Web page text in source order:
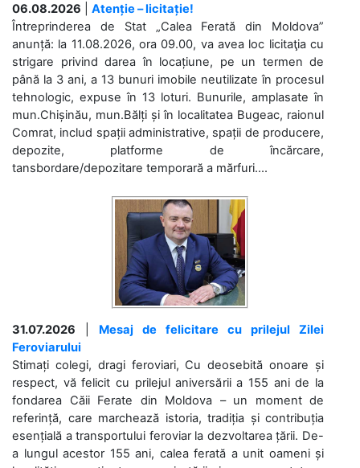
06.08.2026
Atenție – licitație!
Întreprinderea de Stat „Calea Ferată din Moldova”
anunță: la 11.08.2026, ora 09.00, va avea loc licitaţia cu
strigare privind darea în locațiune, pe un termen de
până la 3 ani, a 13 bunuri imobile neutilizate în procesul
tehnologic, expuse în 13 loturi. Bunurile, amplasate în
mun.Chișinău, mun.Bălți și în localitatea Bugeac, raionul
Comrat, includ spații administrative, spații de producere,
depozite, platforme de încărcare,
tansbordare/depozitare temporară a mărfuri....
31.07.2026
Mesaj de felicitare cu prilejul Zilei
Feroviarului
Stimați colegi, dragi feroviari, Cu deosebită onoare și
respect, vă felicit cu prilejul aniversării a 155 ani de la
fondarea Căii Ferate din Moldova – un moment de
referință, care marchează istoria, tradiția și contribuția
esențială a transportului feroviar la dezvoltarea țării. De-
a lungul acestor 155 ani, calea ferată a unit oameni și